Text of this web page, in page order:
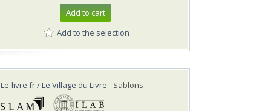
Add to cart
Add to the selection
Le-livre.fr / Le Village du Livre - Sablons